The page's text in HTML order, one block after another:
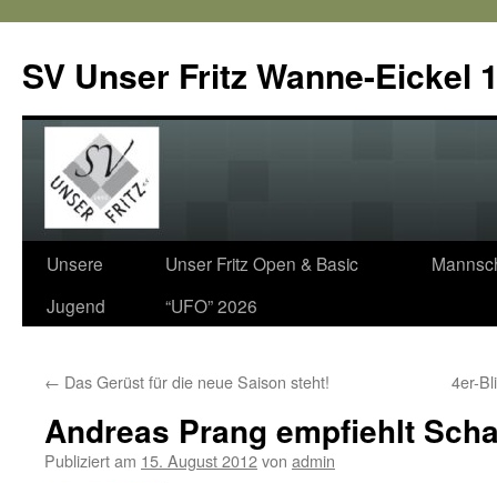
SV Unser Fritz Wanne-Eickel
Zum
Inhalt
Unsere
Jugend
Unser Fritz Open & Basic
“UFO” 2026
← Das Gerüst für die neue Saison steht! 4er-
Andreas Prang empfiehlt
Publiziert am 15. August 2012von admin